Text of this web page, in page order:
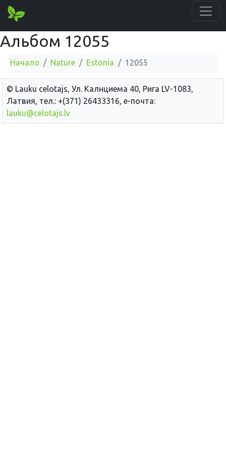
Альбом 12055
Начало Nature Estonia 12055
© Lauku сelotajs, Ул. Калнциема 40, Рига LV-1083,
Латвия, тел.: +(371) 26433316, е-почта:
lauku@celotajs.lv